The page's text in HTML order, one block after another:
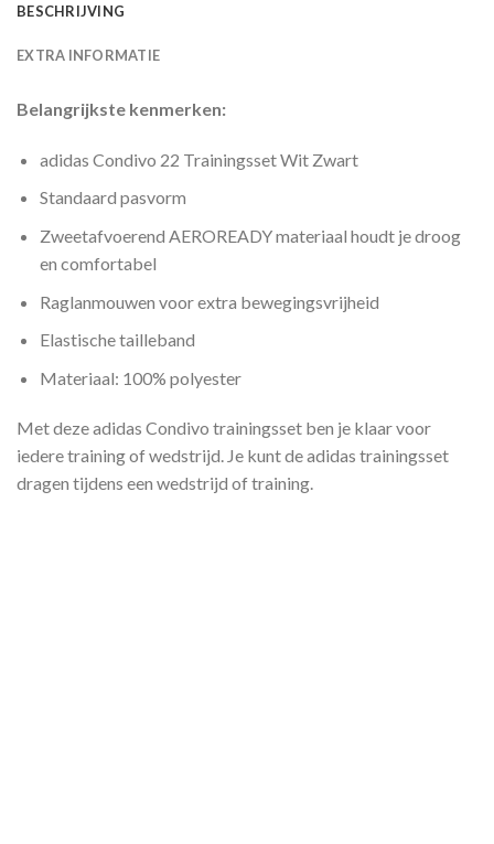
BESCHRIJVING
EXTRA INFORMATIE
Belangrijkste kenmerken:
adidas Condivo 22 Trainingsset Wit Zwart
Standaard pasvorm
Zweetafvoerend AEROREADY materiaal houdt je droog
en comfortabel
Raglanmouwen voor extra bewegingsvrijheid
Elastische tailleband
Materiaal: 100% polyester
Met deze adidas Condivo trainingsset ben je klaar voor
iedere training of wedstrijd. Je kunt de adidas trainingsset
dragen tijdens een wedstrijd of training.